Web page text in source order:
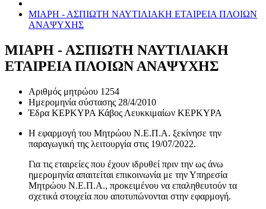
ΜΙΑΡΗ - ΑΣΠΙΩΤΗ ΝΑΥΤΙΛΙΑΚΗ ΕΤΑΙΡΕΙΑ ΠΛΟΙΩΝ
ΑΝΑΨΥΧΗΣ
ΜΙΑΡΗ - ΑΣΠΙΩΤΗ ΝΑΥΤΙΛΙΑΚΗ
ΕΤΑΙΡΕΙΑ ΠΛΟΙΩΝ ΑΝΑΨΥΧΗΣ
Αριθμός μητρώου 1254
Ημερομηνία σύστασης 28/4/2010
Έδρα ΚΕΡΚΥΡΑ Κάβος Λευκκιμαίων ΚΕΡΚΥΡΑ
Η εφαρμογή του Μητρώου Ν.Ε.Π.Α. ξεκίνησε την
παραγωγική της λειτουργία στις 19/07/2022.
Για τις εταιρείες που έχουν ιδρυθεί πριν την ως άνω
ημερομηνία απαιτείται επικοινωνία με την Υπηρεσία
Μητρώου Ν.Ε.Π.Α., προκειμένου να επαληθευτούν τα
σχετικά στοιχεία που αποτυπώνονται στην εφαρμογή.